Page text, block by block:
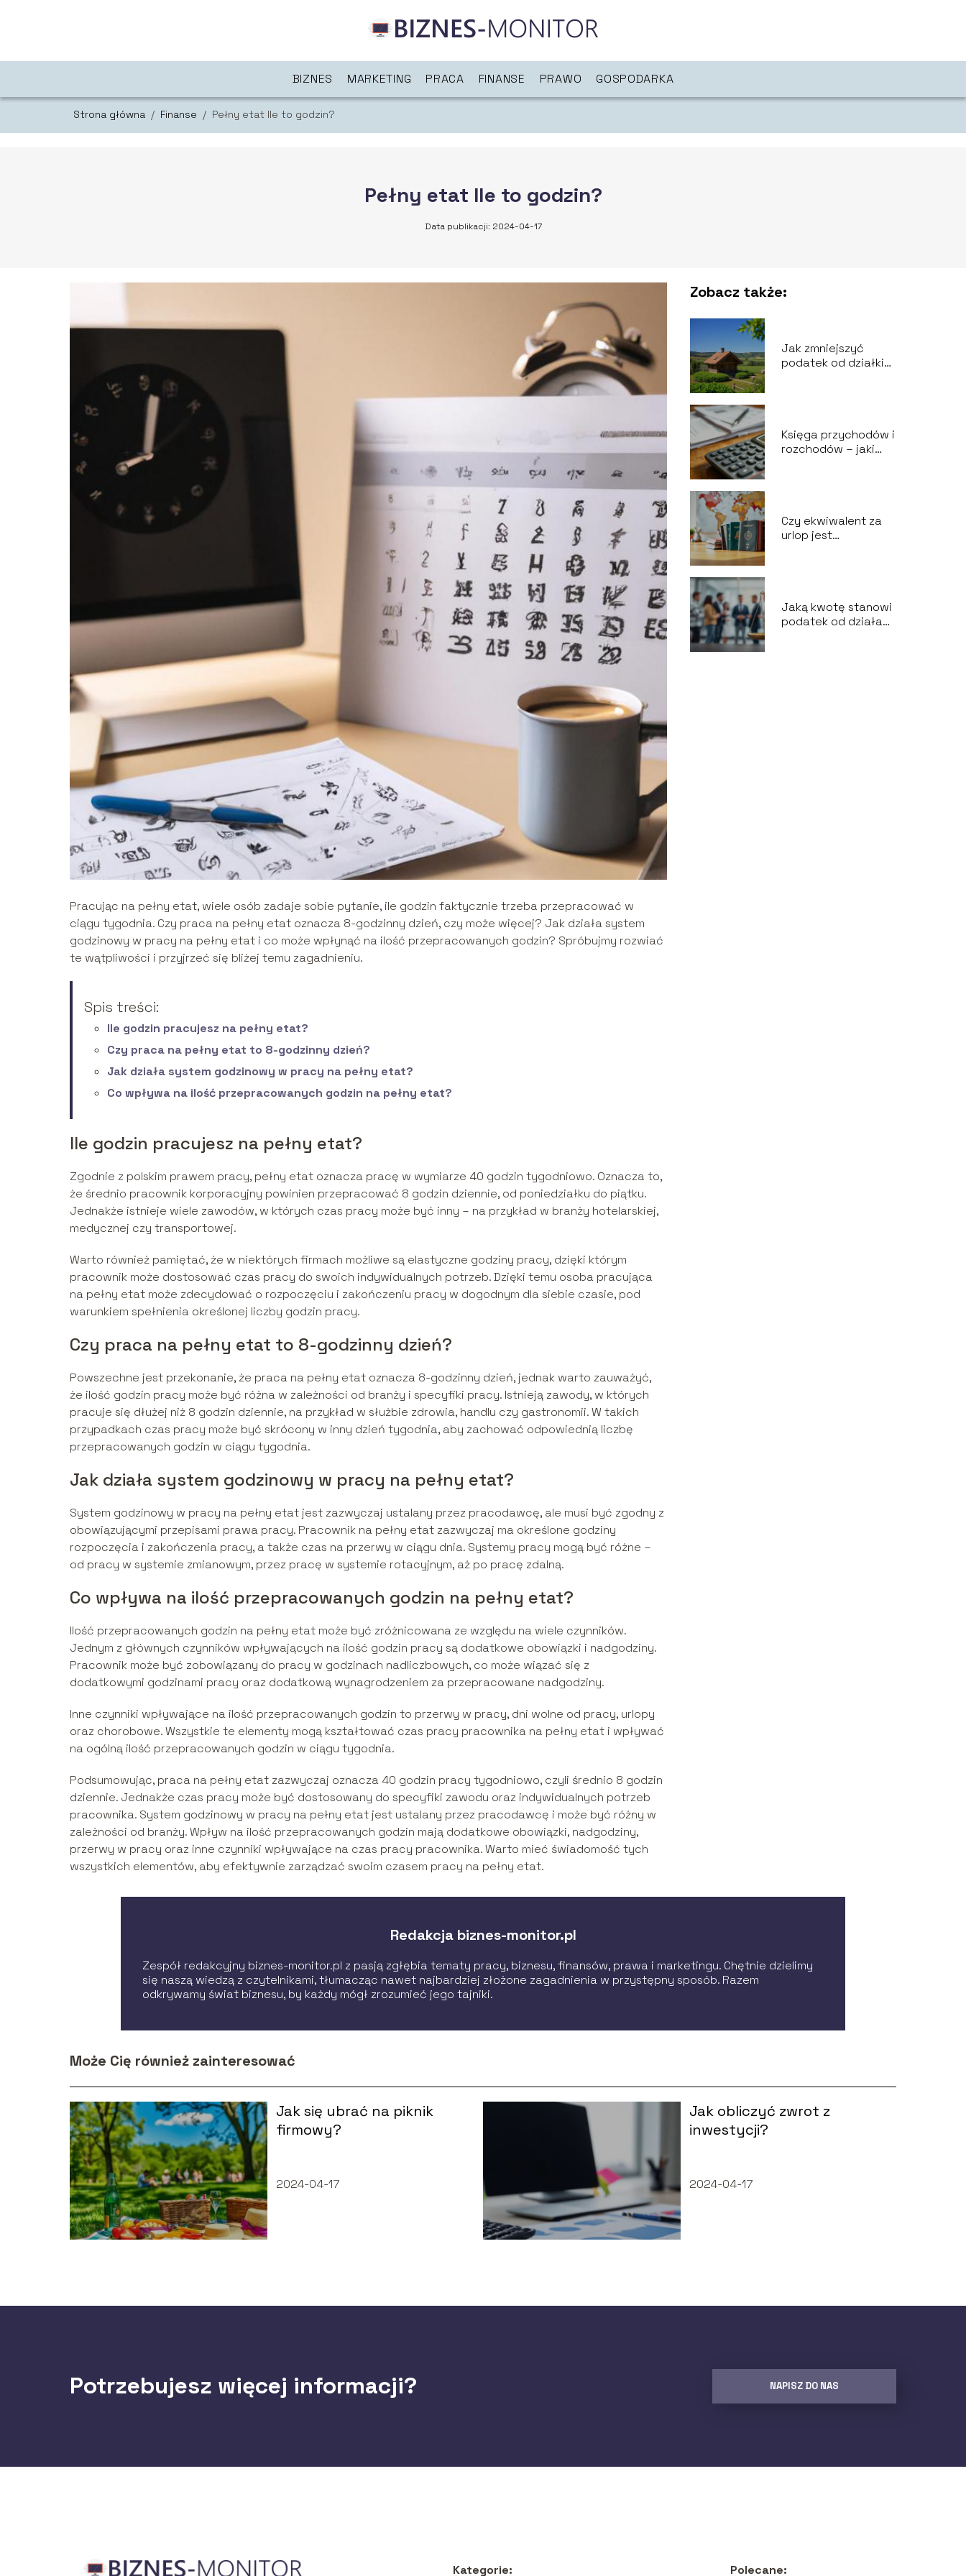
BIZNES MARKETING PRACA FINANSE PRAWO GOSPODARKA
Strona główna / Finanse / Pełny etat Ile to godzin?
Pełny etat Ile to godzin?
Data publikacji: 2024-04-17
Pracując na pełny etat, wiele osób zadaje sobie pytanie, ile godzin faktycznie trzeba przepracować w
ciągu tygodnia. Czy praca na pełny etat oznacza 8-godzinny dzień, czy może więcej? Jak działa system
godzinowy w pracy na pełny etat i co może wpłynąć na ilość przepracowanych godzin? Spróbujmy rozwiać
te wątpliwości i przyjrzeć się bliżej temu zagadnieniu.
Spis treści:
Ile godzin pracujesz na pełny etat?
Czy praca na pełny etat to 8-godzinny dzień?
Jak działa system godzinowy w pracy na pełny etat?
Co wpływa na ilość przepracowanych godzin na pełny etat?
Ile godzin pracujesz na pełny etat?
Zgodnie z polskim prawem pracy, pełny etat oznacza pracę w wymiarze 40 godzin tygodniowo. Oznacza to,
że średnio pracownik korporacyjny powinien przepracować 8 godzin dziennie, od poniedziałku do piątku.
Jednakże istnieje wiele zawodów, w których czas pracy może być inny – na przykład w branży hotelarskiej,
medycznej czy transportowej.
Warto również pamiętać, że w niektórych firmach możliwe są elastyczne godziny pracy, dzięki którym
pracownik może dostosować czas pracy do swoich indywidualnych potrzeb. Dzięki temu osoba pracująca
na pełny etat może zdecydować o rozpoczęciu i zakończeniu pracy w dogodnym dla siebie czasie, pod
warunkiem spełnienia określonej liczby godzin pracy.
Czy praca na pełny etat to 8-godzinny dzień?
Powszechne jest przekonanie, że praca na pełny etat oznacza 8-godzinny dzień, jednak warto zauważyć,
że ilość godzin pracy może być różna w zależności od branży i specyfiki pracy. Istnieją zawody, w których
pracuje się dłużej niż 8 godzin dziennie, na przykład w służbie zdrowia, handlu czy gastronomii. W takich
przypadkach czas pracy może być skrócony w inny dzień tygodnia, aby zachować odpowiednią liczbę
przepracowanych godzin w ciągu tygodnia.
Jak działa system godzinowy w pracy na pełny etat?
System godzinowy w pracy na pełny etat jest zazwyczaj ustalany przez pracodawcę, ale musi być zgodny z
obowiązującymi przepisami prawa pracy. Pracownik na pełny etat zazwyczaj ma określone godziny
rozpoczęcia i zakończenia pracy, a także czas na przerwy w ciągu dnia. Systemy pracy mogą być różne –
od pracy w systemie zmianowym, przez pracę w systemie rotacyjnym, aż po pracę zdalną.
Co wpływa na ilość przepracowanych godzin na pełny etat?
Ilość przepracowanych godzin na pełny etat może być zróżnicowana ze względu na wiele czynników.
Jednym z głównych czynników wpływających na ilość godzin pracy są dodatkowe obowiązki i nadgodziny.
Pracownik może być zobowiązany do pracy w godzinach nadliczbowych, co może wiązać się z
dodatkowymi godzinami pracy oraz dodatkową wynagrodzeniem za przepracowane nadgodziny.
Inne czynniki wpływające na ilość przepracowanych godzin to przerwy w pracy, dni wolne od pracy, urlopy
oraz chorobowe. Wszystkie te elementy mogą kształtować czas pracy pracownika na pełny etat i wpływać
na ogólną ilość przepracowanych godzin w ciągu tygodnia.
Podsumowując, praca na pełny etat zazwyczaj oznacza 40 godzin pracy tygodniowo, czyli średnio 8 godzin
dziennie. Jednakże czas pracy może być dostosowany do specyfiki zawodu oraz indywidualnych potrzeb
pracownika. System godzinowy w pracy na pełny etat jest ustalany przez pracodawcę i może być różny w
zależności od branży. Wpływ na ilość przepracowanych godzin mają dodatkowe obowiązki, nadgodziny,
przerwy w pracy oraz inne czynniki wpływające na czas pracy pracownika. Warto mieć świadomość tych
wszystkich elementów, aby efektywnie zarządzać swoim czasem pracy na pełny etat.
Zobacz także:
Jak zmniejszyć
podatek od działki
Księga przychodów i
rozchodów – jaki
Czy ekwiwalent za
urlop jest
Jaką kwotę stanowi
podatek od działań
Redakcja biznes-monitor.pl
Zespół redakcyjny biznes-monitor.pl z pasją zgłębia tematy pracy, biznesu, finansów, prawa i marketingu. Chętnie dzielimy
się naszą wiedzą z czytelnikami, tłumacząc nawet najbardziej złożone zagadnienia w przystępny sposób. Razem
odkrywamy świat biznesu, by każdy mógł zrozumieć jego tajniki.
Może Cię również zainteresować
Jak się ubrać na piknik
firmowy?
2024-04-17
Jak obliczyć zwrot z
inwestycji?
2024-04-17
Potrzebujesz więcej informacji? NAPISZ DO NAS
Kategorie: Polecane: